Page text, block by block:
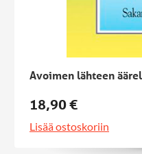
Avoimen lähteen
18,90 €
Lisää ostoskoriin